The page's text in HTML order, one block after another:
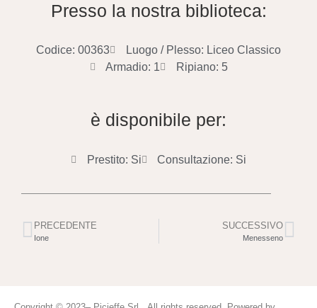
Presso la nostra biblioteca:
Codice: 00363
Luogo / Plesso: Liceo Classico
Armadio: 1
Ripiano: 5
è disponibile per:
Prestito: Si Consultazione: Si
PRECEDENTE
Ione
SUCCESSIVO
Menesseno